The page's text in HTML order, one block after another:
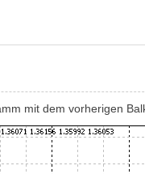
mit dem vorherigen